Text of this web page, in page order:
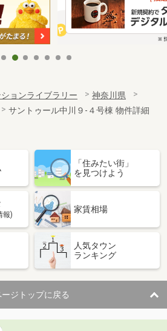
ョンライブラリー
神奈川県
サントゥール中川９-４号棟 物件詳細
「住みたい街」
を見つけよう
報)
家賃相場
人気タウン
ランキング
ージトップに戻る